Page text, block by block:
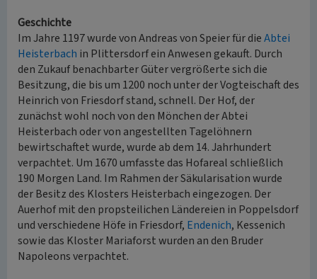
Geschichte
Im Jahre 1197 wurde von Andreas von Speier für dieAbtei
Heisterbach in Plittersdorf ein Anwesen gekauft. Durch
den Zukauf benachbarter Güter vergrößerte sich die
Besitzung, die bis um 1200 noch unter der Vogteischaft des
Heinrich von Friesdorf stand, schnell. Der Hof, der
zunächst wohl noch von den Mönchen der Abtei
Heisterbach oder von angestellten Tagelöhnern
bewirtschaftet wurde, wurde ab dem 14. Jahrhundert
verpachtet. Um 1670 umfasste das Hofareal schließlich
190 Morgen Land. Im Rahmen der Säkularisation wurde
der Besitz des Klosters Heisterbach eingezogen. Der
Auerhof mit den propsteilichen Ländereien in Poppelsdorf
und verschiedene Höfe in Friesdorf, Endenich, Kessenich
sowie das Kloster Mariaforst wurden an den Bruder
Napoleons verpachtet.